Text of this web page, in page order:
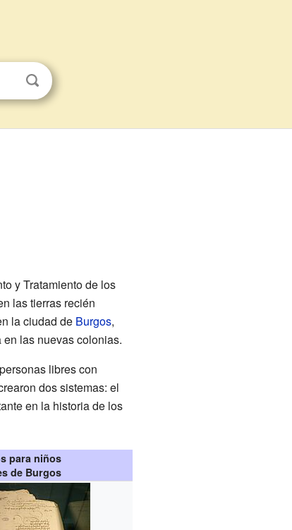
y Tratamiento de los
las tierras recién
la ciudad de Burgos,
las nuevas colonias.
libres con
dos sistemas: el
en la historia de los
para niños
de Burgos